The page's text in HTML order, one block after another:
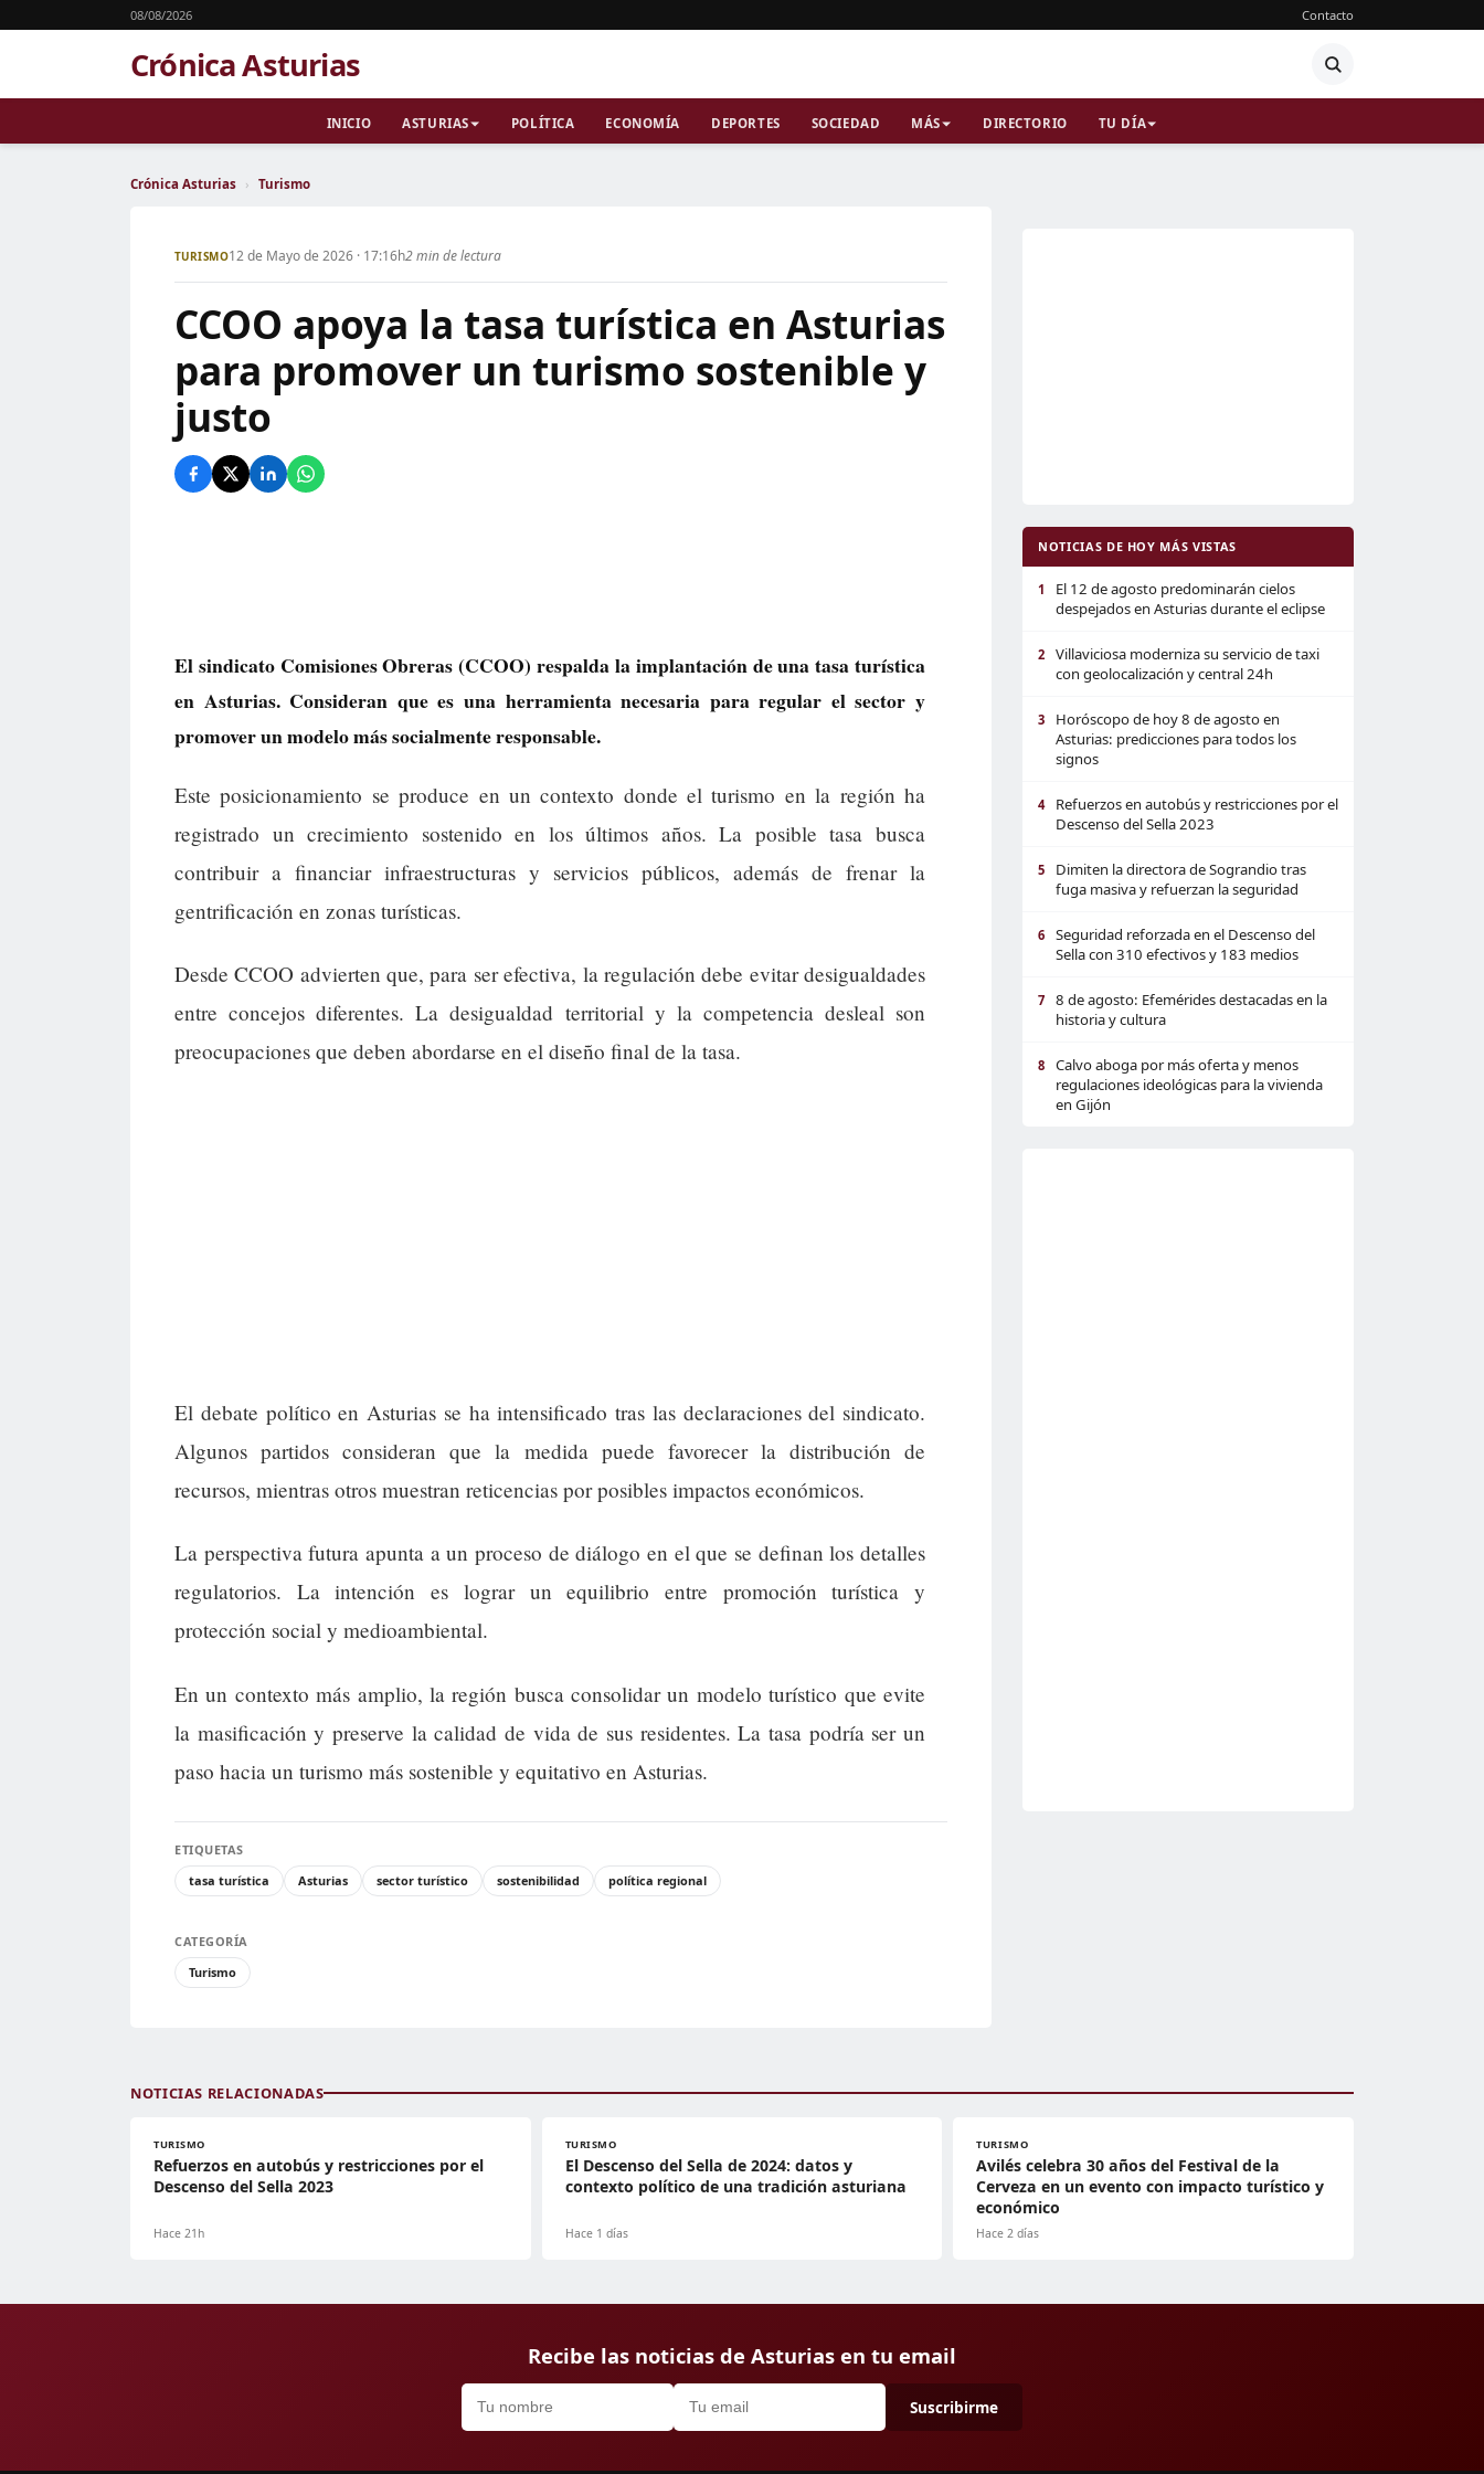
08/08/2026 Contacto
Crónica Asturias
INICIO ASTURIAS POLÍTICA ECONOMÍA DEPORTES SOCIEDAD MÁS DIRECTORIO TU DÍA
Crónica Asturias › Turismo
TURISMO12 de Mayo de 2026 · 17:16h2 min de lectura
CCOO apoya la tasa turística en Asturias
para promover un turismo sostenible y
justo
El sindicato Comisiones Obreras (CCOO) respalda la implantación de una tasa turística
en Asturias. Consideran que es una herramienta necesaria para regular el sector y
promover un modelo más socialmente responsable.
Este posicionamiento se produce en un contexto donde el turismo en la región ha
registrado un crecimiento sostenido en los últimos años. La posible tasa busca
contribuir a financiar infraestructuras y servicios públicos, además de frenar la
gentrificación en zonas turísticas.
Desde CCOO advierten que, para ser efectiva, la regulación debe evitar desigualdades
entre concejos diferentes. La desigualdad territorial y la competencia desleal son
preocupaciones que deben abordarse en el diseño final de la tasa.
El debate político en Asturias se ha intensificado tras las declaraciones del sindicato.
Algunos partidos consideran que la medida puede favorecer la distribución de
recursos, mientras otros muestran reticencias por posibles impactos económicos.
La perspectiva futura apunta a un proceso de diálogo en el que se definan los detalles
regulatorios. La intención es lograr un equilibrio entre promoción turística y
protección social y medioambiental.
En un contexto más amplio, la región busca consolidar un modelo turístico que evite
la masificación y preserve la calidad de vida de sus residentes. La tasa podría ser un
paso hacia un turismo más sostenible y equitativo en Asturias.
ETIQUETAS
tasa turística
Asturias sector turístico sostenibilidad política regional
CATEGORÍA
Turismo
NOTICIAS DE HOY MÁS VISTAS
1
El 12 de agosto predominarán cielos
despejados en Asturias durante el eclipse
2
Villaviciosa moderniza su servicio de taxi
con geolocalización y central 24h
3
Horóscopo de hoy 8 de agosto en
Asturias: predicciones para todos los
signos
4
Refuerzos en autobús y restricciones por el
Descenso del Sella 2023
5
Dimiten la directora de Sograndio tras
fuga masiva y refuerzan la seguridad
6
Seguridad reforzada en el Descenso del
Sella con 310 efectivos y 183 medios
7
8 de agosto: Efemérides destacadas en la
historia y cultura
8
Calvo aboga por más oferta y menos
regulaciones ideológicas para la vivienda
en Gijón
NOTICIAS RELACIONADAS
TURISMO
Refuerzos en autobús y restricciones por el
Descenso del Sella 2023
Hace 21h
TURISMO
El Descenso del Sella de 2024: datos y
contexto político de una tradición asturiana
Hace 1 días
TURISMO
Avilés celebra 30 años del Festival de la
Cerveza en un evento con impacto turístico y
económico
Hace 2 días
Recibe las noticias de Asturias en tu email
Suscribirme